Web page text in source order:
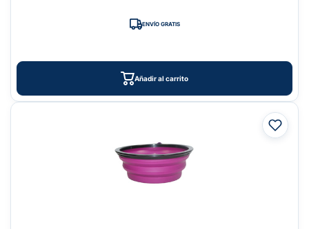
ENVÍO GRATIS
Añadir al carrito